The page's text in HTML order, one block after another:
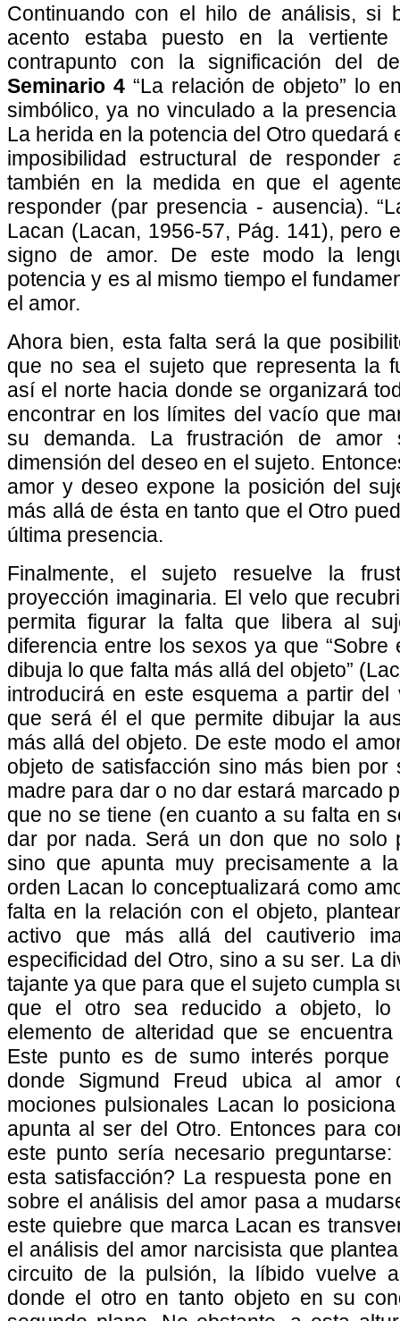
Continuando con el hilo de análisis, si
acento estaba puesto en la
contrapunto con la significación del
Seminario 4 “La relación de objeto” lo
simbólico, ya no vinculado a la
La herida en la potencia del Otro quedará
imposibilidad estructural de
también en la medida en que el
responder (par presencia - ausencia).
Lacan (Lacan, 1956-57, Pág. 141), pero
signo de amor. De este modo la
potencia y es al mismo tiempo el
el amor.
Ahora bien, esta falta será la que
que no sea el sujeto que representa la
así el norte hacia donde se organizará
encontrar en los límites del vacío que
su demanda. La frustración de
dimensión del deseo en el sujeto.
amor y deseo expone la posición del
más allá de ésta en tanto que el Otro
última presencia.
Finalmente, el sujeto resuelve la
proyección imaginaria. El velo que
permita figurar la falta que libera al
diferencia entre los sexos ya que
dibuja lo que falta más allá del objeto”
introducirá en este esquema a partir
que será él el que permite dibujar la
más allá del objeto. De este modo el
objeto de satisfacción sino más bien
madre para dar o no dar estará marcado
que no se tiene (en cuanto a su falta en
dar por nada. Será un don que no solo
sino que apunta muy precisamente a
orden Lacan lo conceptualizará como
falta en la relación con el objeto,
activo que más allá del cautiverio
especificidad del Otro, sino a su ser. La
tajante ya que para que el sujeto cumpla
que el otro sea reducido a objeto, lo
elemento de alteridad que se
Este punto es de sumo interés
donde Sigmund Freud ubica al amor
mociones pulsionales Lacan lo
apunta al ser del Otro. Entonces para
este punto sería necesario
esta satisfacción? La respuesta pone
sobre el análisis del amor pasa a
este quiebre que marca Lacan es
el análisis del amor narcisista que
circuito de la pulsión, la líbido vuelve
donde el otro en tanto objeto en su